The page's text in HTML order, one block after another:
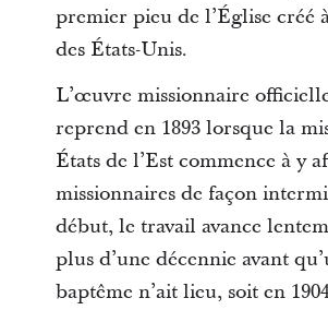
premier pieu de l’Église créé
des États-Unis.
L’œuvre missionnaire
reprend en 1893 lorsque la
États de l’Est commence à y
missionnaires de façon
début, le travail avance
plus d’une décennie avant
baptême n’ait lieu, soit en